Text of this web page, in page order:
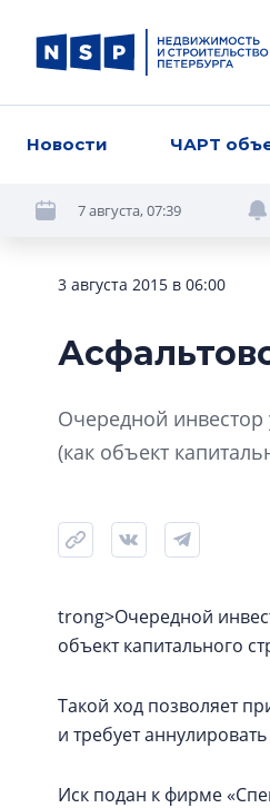
Новости ЧАРТ
7 августа, 07:39
3 августа 2015 в 06:00
Очередной инвестор
(как объект
trong>Очередной
объект капитального
Такой ход позволяет
и требует
Иск подан к фирме